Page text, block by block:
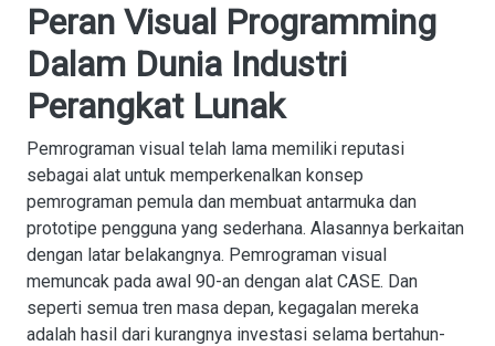
Peran Visual Programming
Dalam Dunia Industri
Perangkat Lunak
Pemrograman visual telah lama memiliki reputasi
sebagai alat untuk memperkenalkan konsep
pemrograman pemula dan membuat antarmuka dan
prototipe pengguna yang sederhana. Alasannya berkaitan
dengan latar belakangnya. Pemrograman visual
memuncak pada awal 90-an dengan alat CASE. Dan
seperti semua tren masa depan, kegagalan mereka
adalah hasil dari kurangnya investasi selama bertahun-